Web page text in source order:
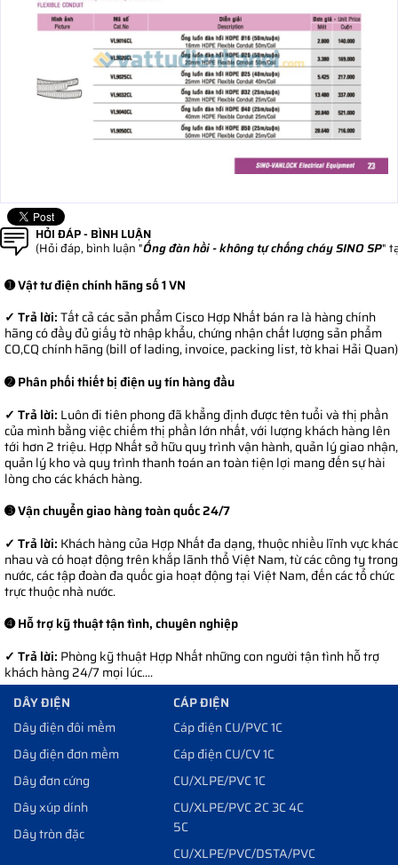
HỎI ĐÁP - BÌNH LUẬN
(Hỏi đáp, bình luận "Ống đàn hồi - không tự chống cháy SINO SP"
➊ Vật tư điện chính hãng số 1 VN
✓ Trả lời:Tất cả các sản phẩm Cisco Hợp Nhất bán ra là hàng chính
hãng có đầy đủ giấy tờ nhập khẩu, chứng nhận chất lượng sản phẩm
CO,CQ chính hãng (bill of lading, invoice, packing list, tờ khai Hải Quan)
➋ Phân phối thiết bị điện uy tín hàng đầu
✓ Trả lời: Luôn đi tiên phong đã khẳng định được tên tuổi và thị phần
của mình bằng việc chiếm thị phần lớn nhất, với lượng khách hàng lên
tới hơn 2 triệu. Hợp Nhất sở hữu quy trình vận hành, quản lý giao nhận,
quản lý kho và quy trình thanh toán an toàn tiện lợi mang đến sự hài
lòng cho các khách hàng.
➌ Vận chuyển giao hàng toàn quốc 24/7
✓ Trả lời: Khách hàng của Hợp Nhất đa dạng, thuộc nhiều lĩnh vực khác
nhau và có hoạt động trên khắp lãnh thổ Việt Nam, từ các công ty trong
nước, các tập đoàn đa quốc gia hoạt động tại Việt Nam, đến các tổ chức
trực thuộc nhà nước.
➍ Hỗ trợ kỹ thuật tận tình, chuyên nghiệp
✓ Trả lời: Phòng kỹ thuật Hợp Nhất những con người tận tình hỗ trợ
khách hàng 24/7 mọi lúc....
DÂY ĐIỆN
Dây điện đôi mềm
Dây điện đơn mềm
Dây đơn cứng
Dây xúp dính
Dây tròn đặc
CÁP ĐIỆN
Cáp điện CU/PVC 1C
Cáp điện CU/CV 1C
CU/XLPE/PVC 1C
CU/XLPE/PVC 2C 3C 4C
5C
CU/XLPE/PVC/DSTA/PVC